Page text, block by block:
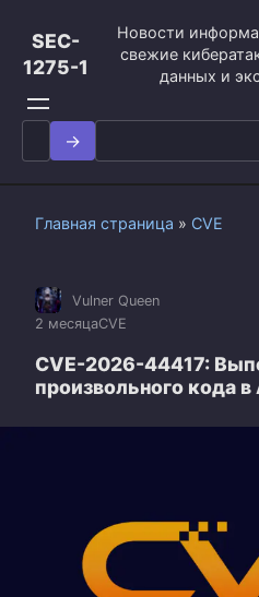
контенту
SEC-
1275-1
Новости
свежие
данных и
Search
for:
Главная страница » CVE
Vulner Queen
2 месяцаCVE
CVE-2026-44417:
произвольного кода в